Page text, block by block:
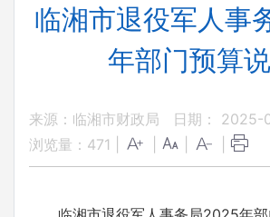
临湘市退役军人事
年部门预算
来源：临湘市财政局
日期： 2025-
浏览量： 471